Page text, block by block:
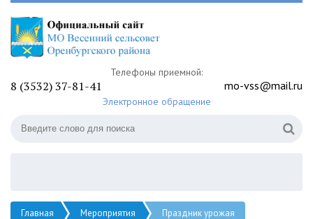
Телефоны приемной:
8 (3532) 37-81-41 mo-vss@mail.ru
Электронное обращение
Главная Мероприятия Праздник урожая